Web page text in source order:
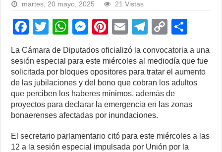
martes, 20 mayo, 2025 21 Vistas
F
a
c
e
b
o
o
k
T
wi
tt
er
W
h
at
s
A
p
p
M
e
ss
e
n
g
er
Pi
nt
er
e
st
E
m
ail
T
e
gr
a
m
C
p
y
Li
n
ar
e
La Cámara de Diputados oficializó la convocatoria a una
sesión especial para este miércoles al mediodía que fue
solicitada por bloques opositores para tratar el aumento
de las jubilaciones y del bono que cobran los adultos
que perciben los haberes mínimos, además de
proyectos para declarar la emergencia en las zonas
bonaerenses afectadas por inundaciones.
El secretario parlamentario citó para este miércoles a las
12 a la sesión especial impulsada por Unión por la